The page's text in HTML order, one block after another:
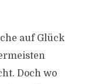
auf Glück
Doch wo